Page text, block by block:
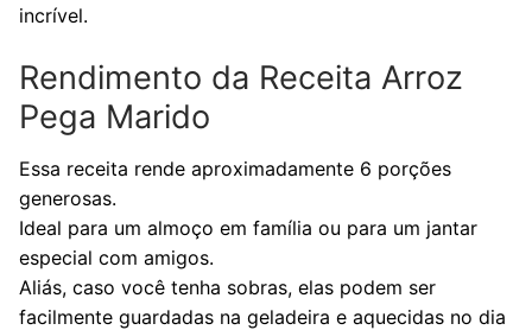
incrível.
Rendimento da Receita Arroz
Pega Marido
Essa receita rende aproximadamente 6 porções
generosas.
Ideal para um almoço em família ou para um jantar
especial com amigos.
Aliás, caso você tenha sobras, elas podem ser
facilmente guardadas na geladeira e aquecidas no dia